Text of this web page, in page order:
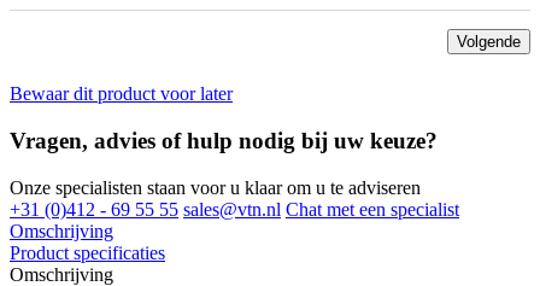
Volgende
Bewaar dit product voor later
Vragen, advies of hulp nodig bij uw keuze?
Onze specialisten staan voor u klaar om u te adviseren
+31 (0)412 - 69 55 55 sales@vtn.nl Chat met een specialist
Omschrijving
Product specificaties
Omschrijving